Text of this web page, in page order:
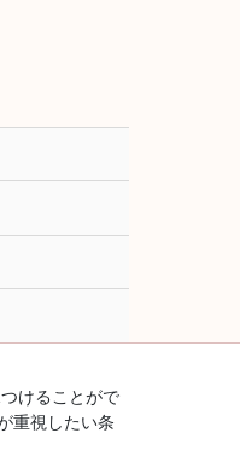
けることがで
重視したい条